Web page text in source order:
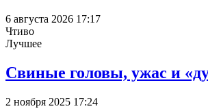
6 августа 2026 17:17
Чтиво
Лучшее
Свиные головы, ужас и
2 ноября 2025 17:24